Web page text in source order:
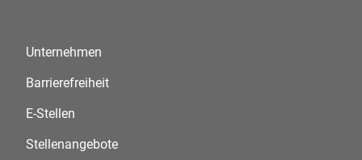
Unternehmen
Barrierefreiheit
E-Stellen
Stellenangebote